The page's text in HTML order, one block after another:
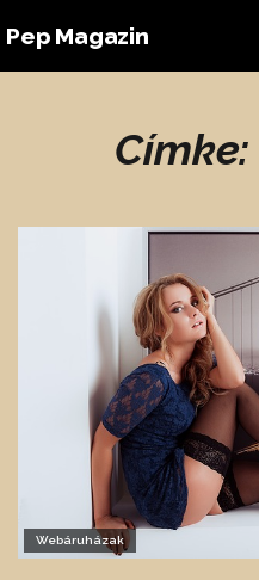
Pep Magazin
Címke:
Webáruházak